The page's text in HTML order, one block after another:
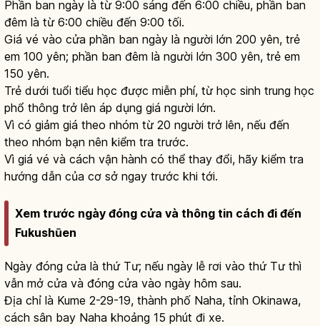
Phần ban ngày là từ 9:00 sáng đến 6:00 chiều, phần ban
đêm là từ 6:00 chiều đến 9:00 tối.
Giá vé vào cửa phần ban ngày là người lớn 200 yên, trẻ
em 100 yên; phần ban đêm là người lớn 300 yên, trẻ em
150 yên.
Trẻ dưới tuổi tiểu học được miễn phí, từ học sinh trung học
phổ thông trở lên áp dụng giá người lớn.
Vì có giảm giá theo nhóm từ 20 người trở lên, nếu đến
theo nhóm bạn nên kiểm tra trước.
Vì giá vé và cách vận hành có thể thay đổi, hãy kiểm tra
hướng dẫn của cơ sở ngay trước khi tới.
Xem trước ngày đóng cửa và thông tin cách đi đến
Fukushūen
Ngày đóng cửa là thứ Tư; nếu ngày lễ rơi vào thứ Tư thì
vẫn mở cửa và đóng cửa vào ngày hôm sau.
Địa chỉ là Kume 2-29-19, thành phố Naha, tỉnh Okinawa,
cách sân bay Naha khoảng 15 phút đi xe.